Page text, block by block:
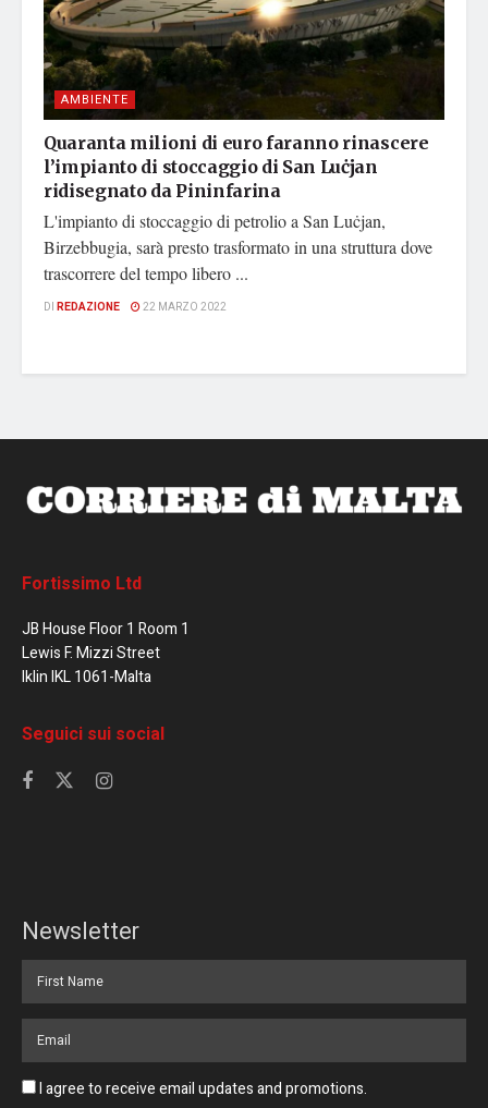
AMBIENTE
Quaranta milioni di euro faranno rinascere
l’impianto di stoccaggio di San Luċjan
ridisegnato da Pininfarina
L'impianto di stoccaggio di petrolio a San Luċjan,
Birzebbugia, sarà presto trasformato in una struttura dove
trascorrere del tempo libero ...
DI REDAZIONE 22 MARZO 2022
Fortissimo Ltd
JB House Floor 1 Room 1
Lewis F. Mizzi Street
Iklin IKL 1061-Malta
Seguici sui social
Newsletter
I agree to receive email updates and promotions.